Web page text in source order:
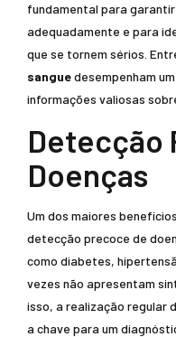
fundamental para
adequadamente e para
que se tornem sérios.
sanguedesempenham
informações valiosas
Detecção
Doenças
Um dos maiores
detecção precoce de
como diabetes,
vezes não apresentam
isso, a realização regular
a chave para um